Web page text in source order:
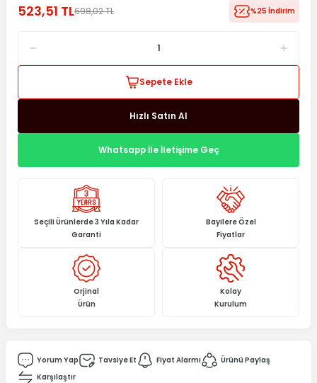
523,51 TL698,02 TL %25 İndirim
Sepete Ekle
Hızlı Satın Al
Whatsapp İle İletişime Geç
Seçili Ürünlerde 3 Yıla Kadar
Garanti
Bayilere Özel
Fiyatlar
Orjinal
Ürün
Kolay
Kurulum
Yorum Yap Tavsiye Et Fiyat Alarmı
Ürünü Paylaş
Karşılaştır